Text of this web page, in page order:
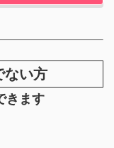
ない方
きます